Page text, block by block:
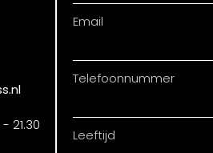
21.30
Email
Telefoonnummer
Leeftijd